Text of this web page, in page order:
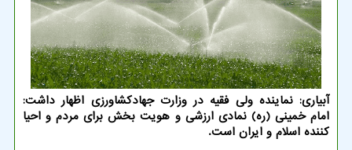
آبیاری: نماینده ولی فقیه در وزارت جهادکشاورزی اظهار داشت:
امام خمینی (ره) نمادی ارزشی و هویت بخش برای مردم و احیا
کننده اسلام و ایران است.